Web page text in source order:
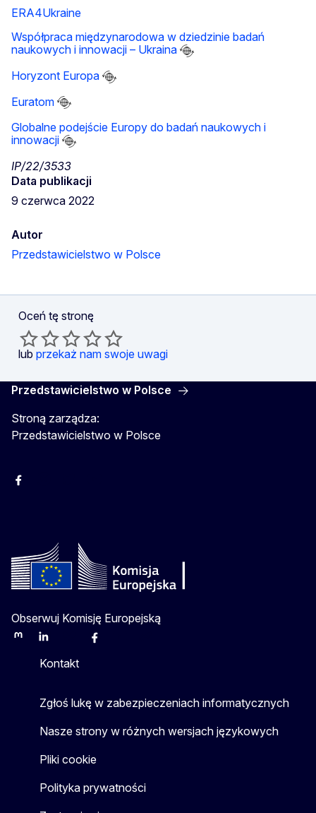
ERA4Ukraine
Współpraca międzynarodowa w dziedzinie badań
naukowych i innowacji – Ukraina
Horyzont Europa
Euratom
Globalne podejście Europy do badań naukowych i
innowacji
IP/22/3533
Data publikacji
9 czerwca 2022
Autor
Przedstawicielstwo w Polsce
Oceń tę stronę
lub przekaż nam swoje uwagi
Przedstawicielstwo w Polsce
Stroną zarządza:
Przedstawicielstwo w Polsce
Facebook
Obserwuj Komisję Europejską
MastodonLinkedInBlueskyFacebook
Kontakt
Zgłoś lukę w zabezpieczeniach informatycznych
Nasze strony w różnych wersjach językowych
Pliki cookie
Polityka prywatności